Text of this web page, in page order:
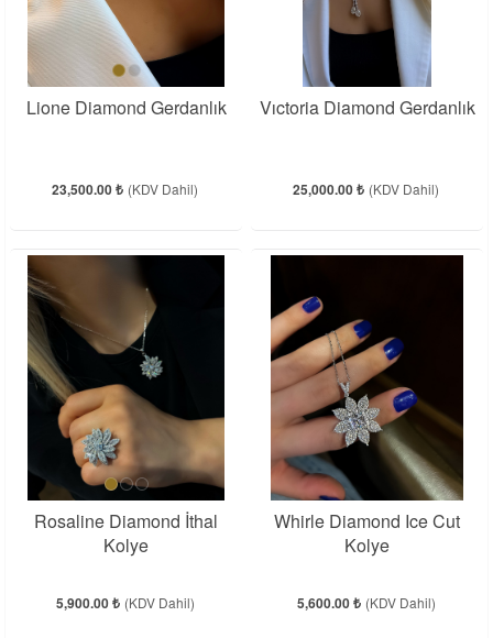
Lione Diamond Gerdanlık
23,500.00 ₺ (KDV Dahil)
Vıctoria Diamond Gerdanlık
25,000.00 ₺ (KDV Dahil)
Rosaline Diamond İthal
Kolye
5,900.00 ₺ (KDV Dahil)
Whirle Diamond Ice Cut
Kolye
5,600.00 ₺ (KDV Dahil)